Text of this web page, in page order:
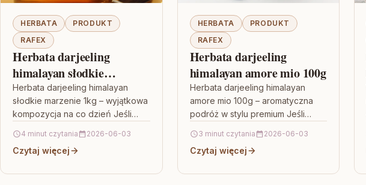
HERBATA
PRODUKT
RAFEX
Herbata darjeeling
himalayan słodkie
marzenie 1kg
Herbata darjeeling himalayan
słodkie marzenie 1kg – wyjątkowa
kompozycja na co dzień Jeśli
sobie nie tylko smak, ale też…
4 minut czytania 2026-06-03
Czytaj więcej
HERBATA
PRODUKT
RAFEX
Herbata darjeeling
himalayan amore mio 100g
Herbata darjeeling himalayan
amore mio 100g – aromatyczna
podróż w stylu premium Jeśli
charakter i potrafią zaskoczyć
zapachem, sięgnij po…
3 minut czytania 2026-06-03
Czytaj więcej